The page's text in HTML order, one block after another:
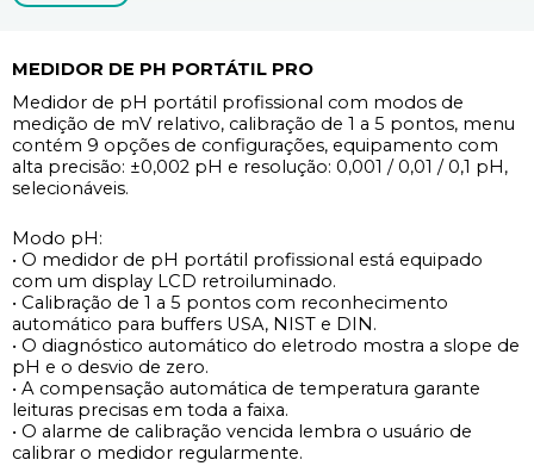
MEDIDOR DE PH PORTÁTIL PRO
Medidor de pH portátil profissional com modos de
medição de mV relativo, calibração de 1 a 5 pontos, menu
contém 9 opções de configurações, equipamento com
alta precisão: ±0,002 pH e resolução: 0,001 / 0,01 / 0,1 pH,
selecionáveis.
Modo pH:
• O medidor de pH portátil profissional está equipado
com um display LCD retroiluminado.
• Calibração de 1 a 5 pontos com reconhecimento
automático para buffers USA, NIST e DIN.
• O diagnóstico automático do eletrodo mostra a slope de
pH e o desvio de zero.
• A compensação automática de temperatura garante
leituras precisas em toda a faixa.
• O alarme de calibração vencida lembra o usuário de
calibrar o medidor regularmente.